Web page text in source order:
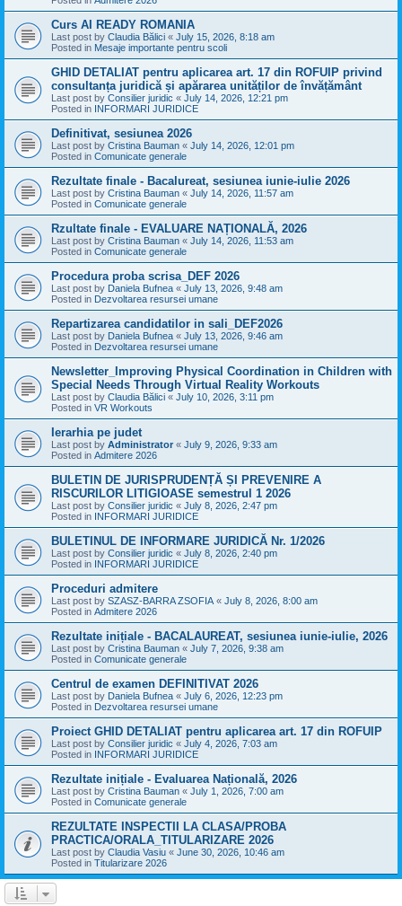
Curs AI READY ROMANIA
Last post by Claudia Bălici « July 15, 2026, 8:18 am
Posted in Mesaje importante pentru scoli
GHID DETALIAT pentru aplicarea art. 17 din ROFUIP privind
consultanța juridică și apărarea unităților de învățământ
Last post by Consilier juridic « July 14, 2026, 12:21 pm
Posted in INFORMARI JURIDICE
Definitivat, sesiunea 2026
Last post by Cristina Bauman « July 14, 2026, 12:01 pm
Posted in Comunicate generale
Rezultate finale - Bacalureat, sesiunea iunie-iulie 2026
Last post by Cristina Bauman « July 14, 2026, 11:57 am
Posted in Comunicate generale
Rzultate finale - EVALUARE NAȚIONALĂ, 2026
Last post by Cristina Bauman « July 14, 2026, 11:53 am
Posted in Comunicate generale
Procedura proba scrisa_DEF 2026
Last post by Daniela Bufnea « July 13, 2026, 9:48 am
Posted in Dezvoltarea resursei umane
Repartizarea candidatilor in sali_DEF2026
Last post by Daniela Bufnea « July 13, 2026, 9:46 am
Posted in Dezvoltarea resursei umane
Newsletter_Improving Physical Coordination in Children with
Special Needs Through Virtual Reality Workouts
Last post by Claudia Bălici « July 10, 2026, 3:11 pm
Posted in VR Workouts
Ierarhia pe judet
Last post by Administrator « July 9, 2026, 9:33 am
Posted in Admitere 2026
BULETIN DE JURISPRUDENȚĂ ȘI PREVENIRE A
RISCURILOR LITIGIOASE semestrul 1 2026
Last post by Consilier juridic « July 8, 2026, 2:47 pm
Posted in INFORMARI JURIDICE
BULETINUL DE INFORMARE JURIDICĂ Nr. 1/2026
Last post by Consilier juridic « July 8, 2026, 2:40 pm
Posted in INFORMARI JURIDICE
Proceduri admitere
Last post by SZASZ-BARRA ZSOFIA « July 8, 2026, 8:00 am
Posted in Admitere 2026
Rezultate inițiale - BACALAUREAT, sesiunea iunie-iulie, 2026
Last post by Cristina Bauman « July 7, 2026, 9:38 am
Posted in Comunicate generale
Centrul de examen DEFINITIVAT 2026
Last post by Daniela Bufnea « July 6, 2026, 12:23 pm
Posted in Dezvoltarea resursei umane
Proiect GHID DETALIAT pentru aplicarea art. 17 din ROFUIP
Last post by Consilier juridic « July 4, 2026, 7:03 am
Posted in INFORMARI JURIDICE
Rezultate inițiale - Evaluarea Națională, 2026
Last post by Cristina Bauman « July 1, 2026, 7:00 am
Posted in Comunicate generale
REZULTATE INSPECTII LA CLASA/PROBA
PRACTICA/ORALA_TITULARIZARE 2026
Last post by Claudia Vasiu « June 30, 2026, 10:46 am
Posted in Titularizare 2026